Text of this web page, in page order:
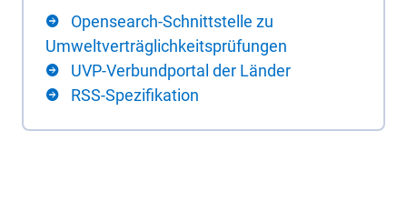
Opensearch-Schnittstelle zu
Umweltverträglichkeitsprüfungen
UVP-Verbundportal der Länder
RSS-Spezifikation